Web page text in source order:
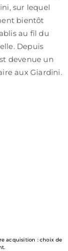
sur lequel
bientôt
au fil du
Depuis
devenue un
aux Giardini.
acquisition : choix de